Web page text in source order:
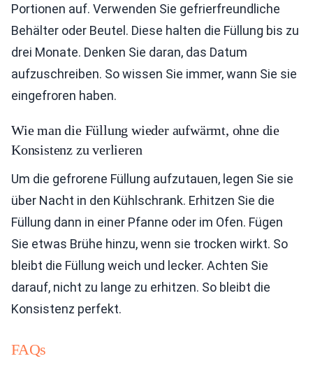
Portionen auf. Verwenden Sie gefrierfreundliche
Behälter oder Beutel. Diese halten die Füllung bis zu
drei Monate. Denken Sie daran, das Datum
aufzuschreiben. So wissen Sie immer, wann Sie sie
eingefroren haben.
Wie man die Füllung wieder aufwärmt, ohne die
Konsistenz zu verlieren
Um die gefrorene Füllung aufzutauen, legen Sie sie
über Nacht in den Kühlschrank. Erhitzen Sie die
Füllung dann in einer Pfanne oder im Ofen. Fügen
Sie etwas Brühe hinzu, wenn sie trocken wirkt. So
bleibt die Füllung weich und lecker. Achten Sie
darauf, nicht zu lange zu erhitzen. So bleibt die
Konsistenz perfekt.
FAQs